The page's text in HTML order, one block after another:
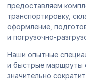
предоставляем
транспортировку,
оформление,
и погрузочно-
Наши опытные
и быстрые маршруты
значительно